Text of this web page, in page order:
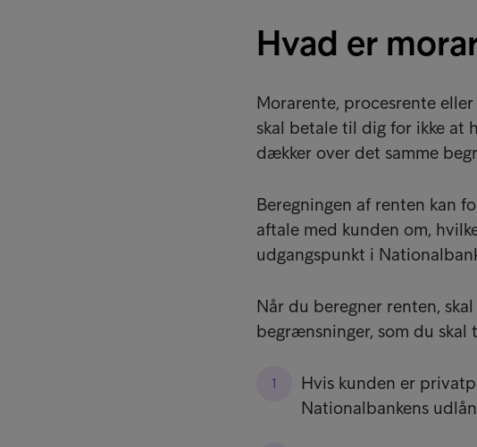
Hvad er
Morarente, procesrente
skal betale til dig for ikke at
dækker over det samme
Beregningen af renten kan
aftale med kunden om,
udgangspunkt i
Når du beregner renten,
begrænsninger, som du skal
Hvis kunden er
Nationalbankens